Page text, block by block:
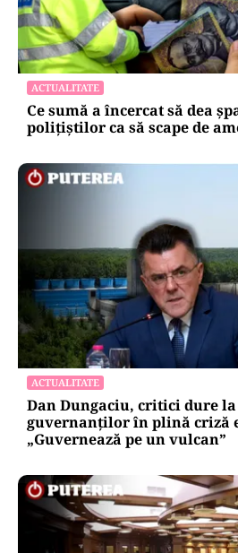
ACTUALITATE
Ce sumă a încercat să dea
polițiștilor ca să scape de
ACTUALITATE
Dan Dungaciu, critici dure la
guvernanților în plină criză
„Guvernează pe un vulcan”